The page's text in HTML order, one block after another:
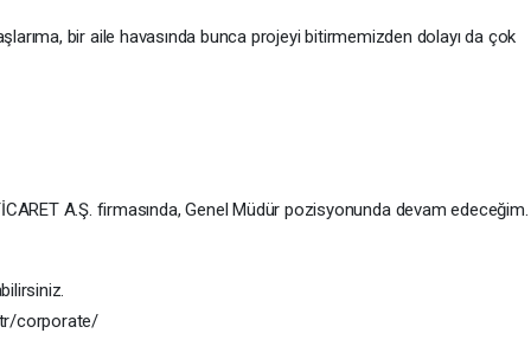
bir aile havasında bunca projeyi bitirmemizden dolayı da çok
A.Ş. firmasında, Genel Müdür pozisyonunda devam edeceğim.
corporate/